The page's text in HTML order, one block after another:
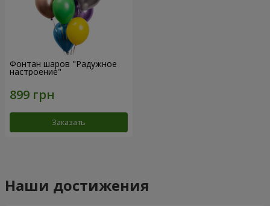
Фонтан шаров "Радужное
настроение"
Заказать
Наши достижения